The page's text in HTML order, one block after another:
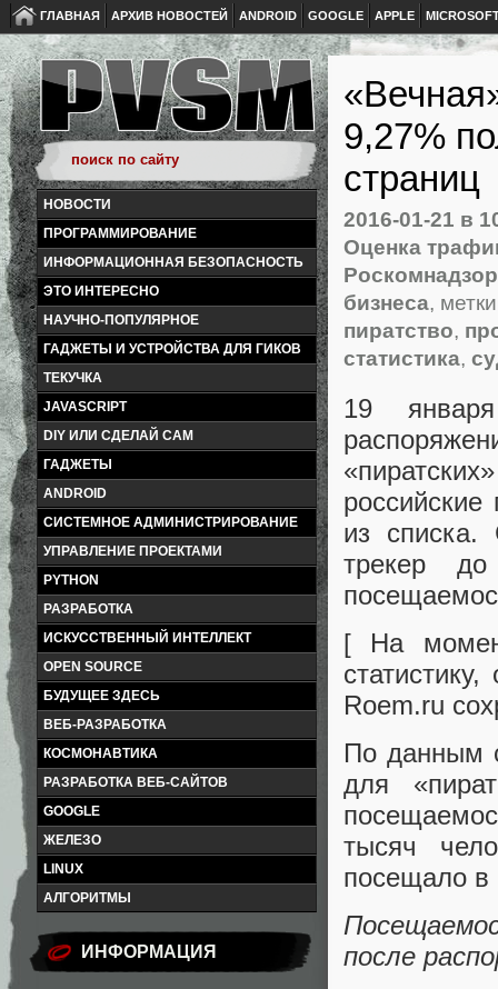
ГЛАВНАЯ АРХИВ НОВОСТЕЙ ANDROID GOOGLE APPLE
НОВОСТИ
ПРОГРАММИРОВАНИЕ
ИНФОРМАЦИОННАЯ БЕЗОПАСНОСТЬ
ЭТО ИНТЕРЕСНО
НАУЧНО-ПОПУЛЯРНОЕ
ГАДЖЕТЫ И УСТРОЙСТВА ДЛЯ ГИКОВ
ТЕКУЧКА
JAVASCRIPT
DIY ИЛИ СДЕЛАЙ САМ
ГАДЖЕТЫ
ANDROID
СИСТЕМНОЕ АДМИНИСТРИРОВАНИЕ
УПРАВЛЕНИЕ ПРОЕКТАМИ
PYTHON
РАЗРАБОТКА
ИСКУССТВЕННЫЙ ИНТЕЛЛЕКТ
OPEN SOURCE
БУДУЩЕЕ ЗДЕСЬ
ВЕБ-РАЗРАБОТКА
КОСМОНАВТИКА
РАЗРАБОТКА ВЕБ-САЙТОВ
GOOGLE
ЖЕЛЕЗО
LINUX
АЛГОРИТМЫ
ИНФОРМАЦИЯ
9,27%
страниц
2016-01-21 в
Оценка
Роскомнадзор
бизнеса,
пиратство,
статистика,
19
«
из списка.
трекер
[ На
статистику,
Roem.ru
По данным
для
«
тысяч
посещало в
после